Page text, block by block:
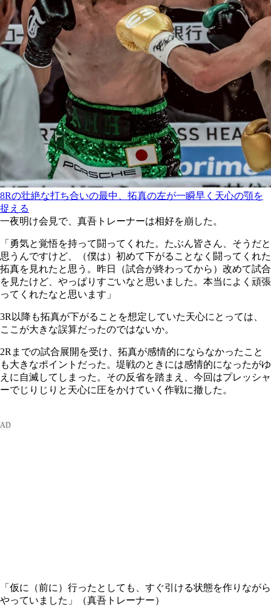
8Rの壮絶な打ち合いの最中、拓真の左が一瞬早く天心の顎を
捉える
一夜明け会見で、真吾トレーナーは相好を崩した。
「勇気と覚悟を持って闘ってくれた。たぶん皆さん、そうだと
思うんですけど、（僕は）初めて下がることなく闘ってくれた
拓真を見れたと思う。昨日（試合が終わってから）改めて試合
を見たけど、やっぱりすごいなと思いました。本当によく頑張
ってくれたなと思います」
3R以降も拓真が下がることを想定していた天心にとっては、
ここが大きな誤算だったのではないか。
2Rまでの試合展開を受け、拓真が感情的にならなかったこと
も大きなポイントだった。堤戦のときには感情的になったがゆ
えに自滅してしまった。その反省を踏まえ、今回はプレッシャ
ーでじりじりと天心に圧をかけていく作戦に撤した。
「仮に（前に）行ったとしても、すぐ引ける状態を作りながら
やっていました」（真吾トレーナー）